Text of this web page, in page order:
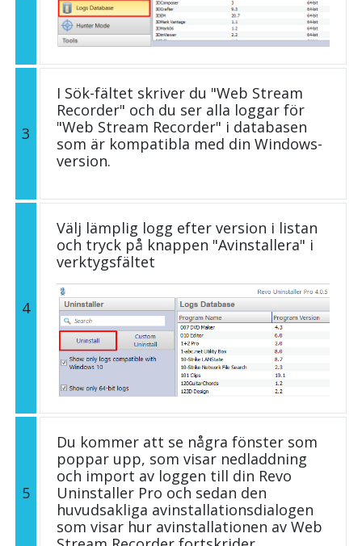
3
I Sök-fältet skriver du "Web Stream
Recorder" och du ser alla loggar för
"Web Stream Recorder" i databasen
som är kompatibla med din Windows-
version.
4
Välj lämplig logg efter version i listan
och tryck på knappen "Avinstallera" i
verktygsfältet
5
Du kommer att se några fönster som
poppar upp, som visar nedladdning
och import av loggen till din Revo
Uninstaller Pro och sedan den
huvudsakliga avinstallationsdialogen
som visar hur avinstallationen av Web